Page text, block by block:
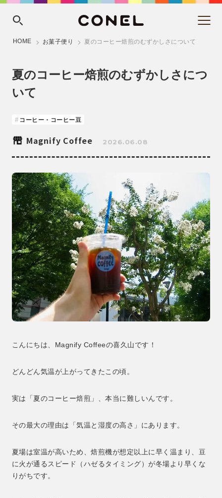
HOME お菓子便り 夏のコーヒー焙煎のむずかしさについて
夏のコーヒー焙煎のむずかしさにつ
いて
コーヒー・コーヒー豆
Magnify Coffee 2026.06.08
こんにちは、Magnify Coffeeの喜久山です！
どんどん気温が上がってきたこの頃。
実は「夏のコーヒー焙煎」、本当に難しいんです。
その最大の理由は「気温と湿度の高さ」にあります。
夏場は室温が高いため、焙煎機が想定以上に早く温まり、豆
に火が通るスピード（ハゼるタイミング）が冬場より早くな
りがちです。